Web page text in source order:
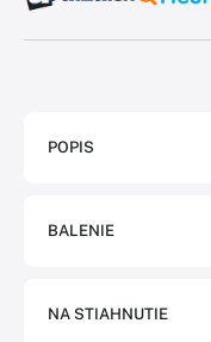
POPIS
BALENIE
NA STIAHNUTIE